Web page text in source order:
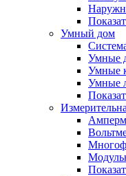
Умный дом
Умные
Умные
Умные